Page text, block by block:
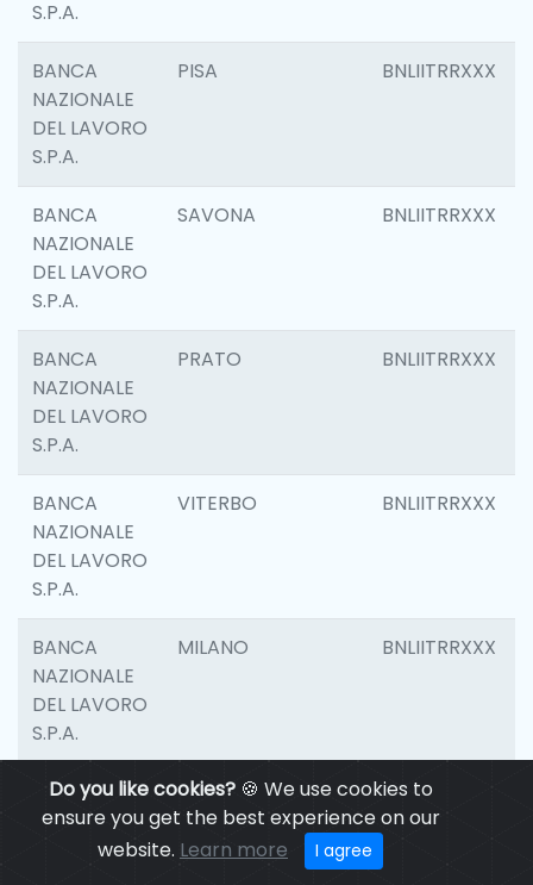
Do you like cookies?🍪 We use cookies to
ensure you get the best experience on our
website. Learn more I agree
S.P.A.
BANCA
NAZIONALE
DEL LAVORO
S.P.A.
PISA BNLIITRRXXX
BANCA
NAZIONALE
DEL LAVORO
S.P.A.
SAVONA BNLIITRRXXX
BANCA
NAZIONALE
DEL LAVORO
S.P.A.
PRATO BNLIITRRXXX
BANCA
NAZIONALE
DEL LAVORO
S.P.A.
VITERBO BNLIITRRXXX
BANCA
NAZIONALE
DEL LAVORO
S.P.A.
MILANO BNLIITRRXXX
BANCA
NAZIONALE
DEL LAVORO
CASALECCHIO DI
RENO
BNLIITRRXXX